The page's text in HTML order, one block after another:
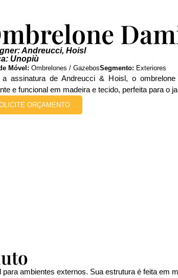
Andreucci, Hoisl
Unopiù
Móvel: Ombrelones / GazebosSegmento: Exteriores
a assinatura de Andreucci & Hoisl, o
e funcional em madeira e tecido, perfeita para o
ORÇAMENTO
ambientes externos. Sua estrutura é feita em